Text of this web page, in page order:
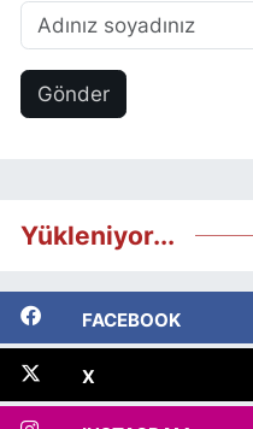
Gönder
Yükleniyor...
FACEBOOK
X